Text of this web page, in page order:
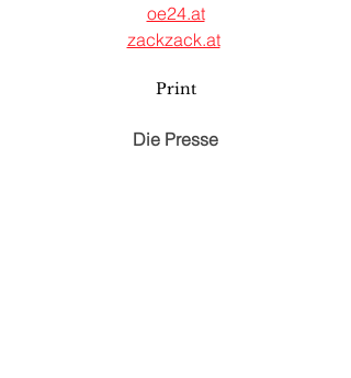
oe24.at
zackzack.at
Print
Die Presse